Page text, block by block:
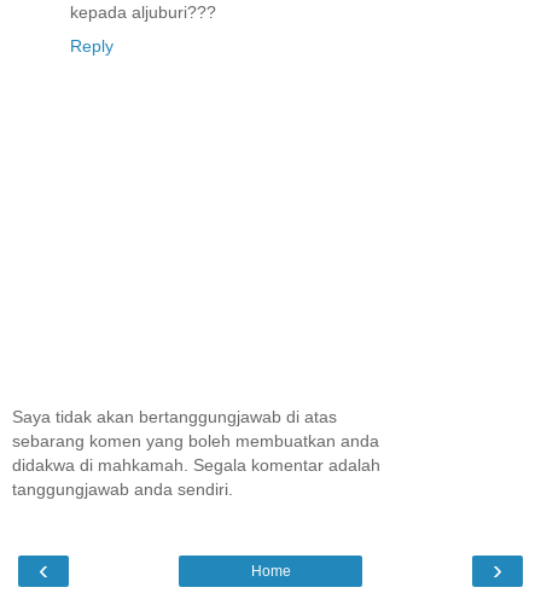
kepada aljuburi???
Reply
Saya tidak akan bertanggungjawab di atas
sebarang komen yang boleh membuatkan anda
didakwa di mahkamah. Segala komentar adalah
tanggungjawab anda sendiri.
‹ ›
Home